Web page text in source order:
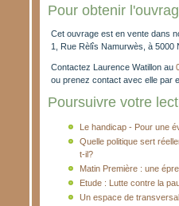
Pour obtenir
Cet ouvrage est en vente dans
1, Rue Rèlîs Namurwès, à 5000
Contactez Laurence Watillon au
ou prenez contact avec elle par
Poursuivre votre
Le handicap - Pour une
Quelle politique sert
t-il?
Matin Première : une
Etude : Lutte contre la
Un espace de